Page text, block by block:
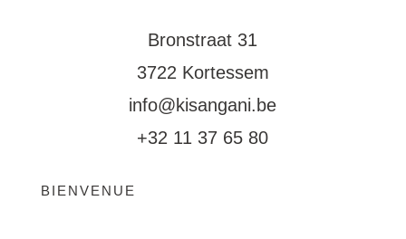
Bronstraat 31
3722 Kortessem
info@kisangani.be
+32 11 37 65 80
BIENVENUE